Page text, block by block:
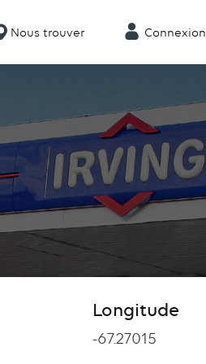
Nous trouver Connexion
Longitude
Longitude
-67.27015